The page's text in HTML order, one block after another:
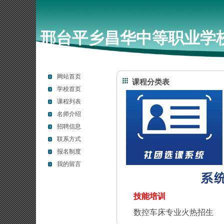
邢台平乡昌华中等职业学
网站首页
学校首页
课程列表
名师介绍
招聘信息
联系方式
报名制度
我的留言
课程分类表
技能培训
数控车床专业火热招生